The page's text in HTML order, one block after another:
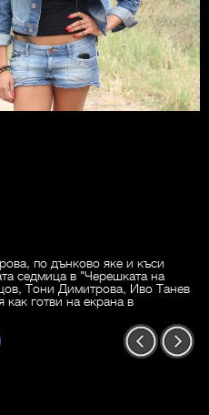
по дънково яке и къси
седмица в "Черешката на
Тони Димитрова, Иво Танев
готви на екрана в